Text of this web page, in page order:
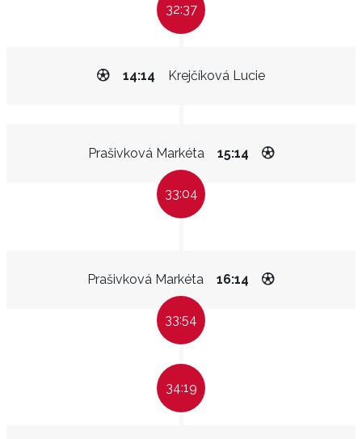
32:37
Krejčíková Lucie
14:14
Prašivková Markéta 15:14
33:04
Prašivková Markéta 16:14
33:54
34:19